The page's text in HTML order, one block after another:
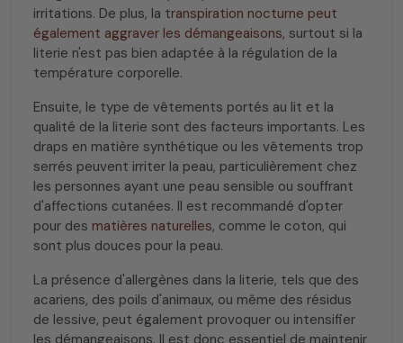
irritations. De plus, la transpiration nocturne peut
également aggraver les démangeaisons, surtout si la
literie n'est pas bien adaptée à la régulation de la
température corporelle.
Ensuite, le type de vêtements portés au lit et la
qualité de la literie sont des facteurs importants. Les
draps en matière synthétique ou les vêtements trop
serrés peuvent irriter la peau, particulièrement chez
les personnes ayant une peau sensible ou souffrant
d'affections cutanées. Il est recommandé d'opter
pour des matières naturelles, comme le coton, qui
sont plus douces pour la peau.
La présence d'allergènes dans la literie, tels que des
acariens, des poils d'animaux, ou même des résidus
de lessive, peut également provoquer ou intensifier